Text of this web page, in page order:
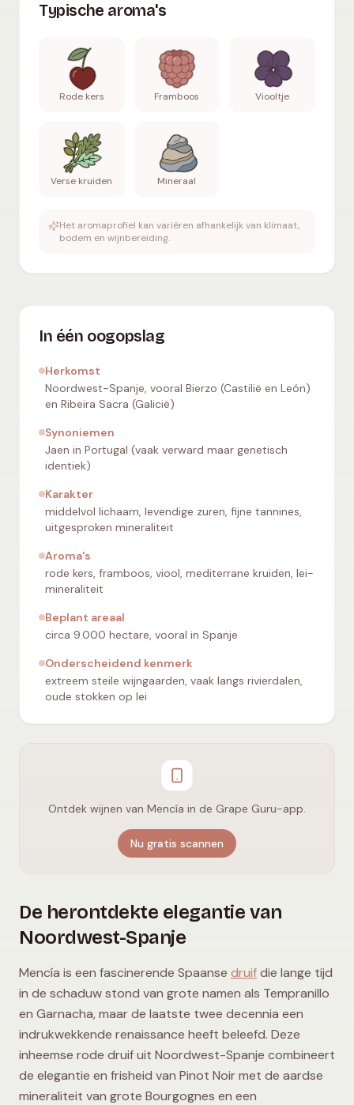
Typische aroma's
Rode kers Framboos Viooltje
Verse kruiden Mineraal
Het aromaprofiel kan variëren afhankelijk van klimaat,
bodem en wijnbereiding.
In één oogopslag
Herkomst
Noordwest-Spanje, vooral Bierzo (Castilië en León)
en Ribeira Sacra (Galicië)
Synoniemen
Jaen in Portugal (vaak verward maar genetisch
identiek)
Karakter
middelvol lichaam, levendige zuren, fijne tannines,
uitgesproken mineraliteit
Aroma's
rode kers, framboos, viool, mediterrane kruiden, lei-
mineraliteit
Beplant areaal
circa 9.000 hectare, vooral in Spanje
Onderscheidend kenmerk
extreem steile wijngaarden, vaak langs rivierdalen,
oude stokken op lei
Ontdek wijnen van Mencía in de Grape Guru-app.
Nu gratis scannen
De herontdekte elegantie van
Noordwest-Spanje
Mencía is een fascinerende Spaanse druifdie lange tijd
in de schaduw stond van grote namen als Tempranillo
en Garnacha, maar de laatste twee decennia een
indrukwekkende renaissance heeft beleefd. Deze
inheemse rode druif uit Noordwest-Spanje combineert
de elegantie en frisheid van Pinot Noir met de aardse
mineraliteit van grote Bourgognes en een